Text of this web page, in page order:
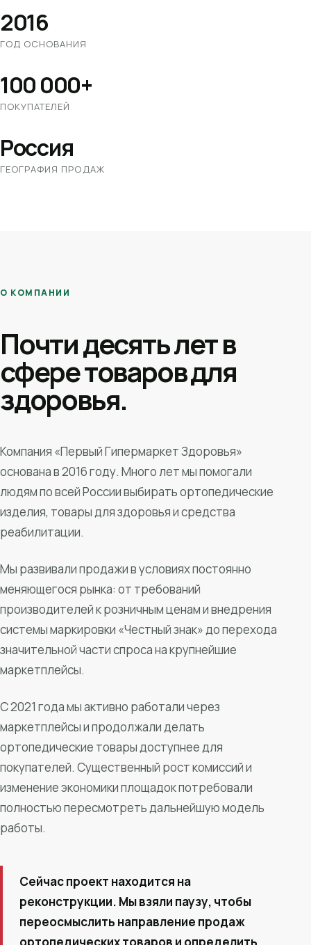
2016
ГОД ОСНОВАНИЯ
100 000+
ПОКУПАТЕЛЕЙ
Россия
ГЕОГРАФИЯ ПРОДАЖ
О КОМПАНИИ
Почти десять лет в
сфере товаров для
здоровья.
Компания «Первый Гипермаркет Здоровья»
основана в 2016 году. Много лет мы помогали
людям по всей России выбирать ортопедические
изделия, товары для здоровья и средства
реабилитации.
Мы развивали продажи в условиях постоянно
меняющегося рынка: от требований
производителей к розничным ценам и внедрения
системы маркировки «Честный знак» до перехода
значительной части спроса на крупнейшие
маркетплейсы.
С 2021 года мы активно работали через
маркетплейсы и продолжали делать
ортопедические товары доступнее для
покупателей. Существенный рост комиссий и
изменение экономики площадок потребовали
полностью пересмотреть дальнейшую модель
работы.
Сейчас проект находится на
реконструкции. Мы взяли паузу, чтобы
переосмыслить направление продаж